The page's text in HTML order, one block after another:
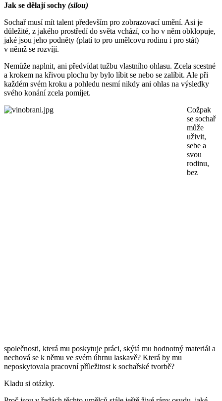
Jak se dělají sochy (silou)
Sochař musí mít talent především pro zobrazovací umění. Asi je
důležité, z jakého prostředí do světa vchází, co ho v něm obklopuje,
jaké jsou jeho podněty (platí to pro umělcovu rodinu i pro stát)
v němž se rozvíjí.
Nemůže naplnit, ani předvídat tužbu vlastního ohlasu. Zcela scestné
a krokem na křivou plochu by bylo líbit se nebo se zalíbit. Ale při
každém svém kroku a pohledu nesmí nikdy ani ohlas na výsledky
svého konání zcela pomíjet.
Cožpak
se sochař
může
uživit,
sebe a
svou
rodinu,
bez
společnosti, která mu poskytuje práci, skýtá mu hodnotný materiál a
nechová se k němu ve svém úhrnu laskavě? Která by mu
neposkytovala pracovní příležitost k sochařské tvorbě?
Kladu si otázky.